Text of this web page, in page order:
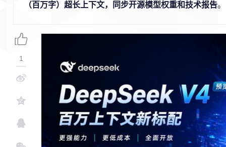
（百万字）超长上下文，同步开源模型权重和技术报告。
1